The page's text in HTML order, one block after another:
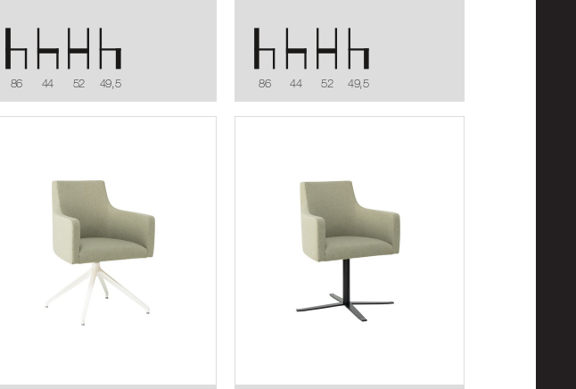
86 44 52 49,5 86 44 52 49,5